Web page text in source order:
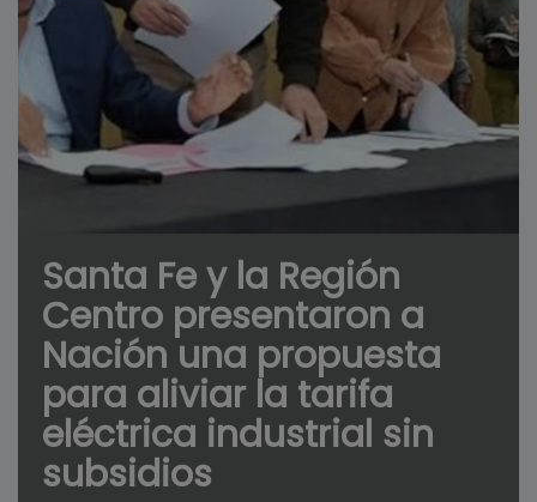
Santa Fe y la Región
Centro presentaron a
Nación una propuesta
para aliviar la tarifa
eléctrica industrial sin
subsidios